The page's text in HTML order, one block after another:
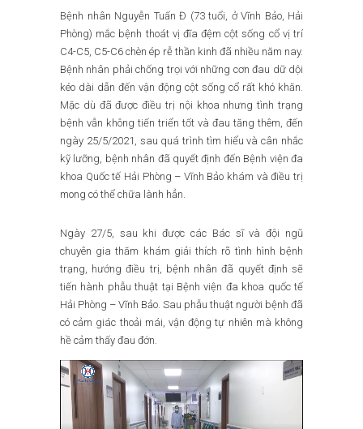
Bệnh nhân Nguyễn Tuấn Đ (73 tuổi, ở Vĩnh Bảo, Hải
Phòng) mắc bệnh thoát vị đĩa đệm cột sống cổ vị trí
C4-C5, C5-C6 chèn ép rễ thần kinh đã nhiều năm nay.
Bệnh nhân phải chống trọi với những cơn đau dữ dội
kéo dài dẫn đến vận động cột sống cổ rất khó khăn.
Mặc dù đã được điều trị nội khoa nhưng tình trạng
bệnh vẫn không tiến triển tốt và đau tăng thêm, đến
ngày 25/5/2021, sau quá trình tìm hiểu và cân nhắc
kỹ lưỡng, bệnh nhân đã quyết định đến Bệnh viện đa
khoa Quốc tế Hải Phòng – Vĩnh Bảo khám và điều trị
mong có thể chữa lành hẳn.
Ngày 27/5, sau khi được các Bác sĩ và đội ngũ
chuyên gia thăm khám giải thích rõ tình hình bệnh
trạng, hướng điều trị, bệnh nhân đã quyết định sẽ
tiến hành phẫu thuật tại Bệnh viện đa khoa quốc tế
Hải Phòng – Vĩnh Bảo. Sau phẫu thuật người bệnh đã
có cảm giác thoải mái, vận động tự nhiên mà không
hề cảm thấy đau đớn.